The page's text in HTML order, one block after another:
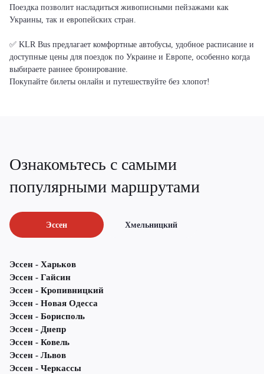
Поездка позволит насладиться живописными пейзажами как
Украины, так и европейских стран.
✅ KLR Bus предлагает комфортные автобусы, удобное расписание и
доступные цены для поездок по Украине и Европе, особенно когда
выбираете раннее бронирование.
Покупайте билеты онлайн и путешествуйте без хлопот!
Ознакомьтесь с самыми
популярными маршрутами
Эссен Хмельницкий
Эссен - Харьков
Эссен - Гайсин
Эссен - Кропивницкий
Эссен - Новая Одесса
Эссен - Борисполь
Эссен - Днепр
Эссен - Ковель
Эссен - Львов
Эссен - Черкассы